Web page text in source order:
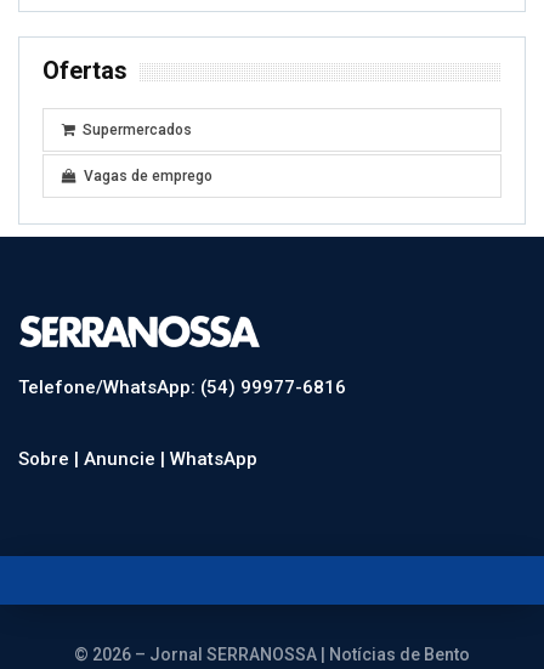
Ofertas
Supermercados
Vagas de emprego
Telefone/WhatsApp: (54) 99977-6816
Sobre | Anuncie | WhatsApp
© 2026 – Jornal SERRANOSSA | Notícias de Bento